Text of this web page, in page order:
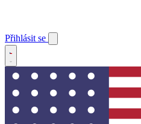
Přihlásit se